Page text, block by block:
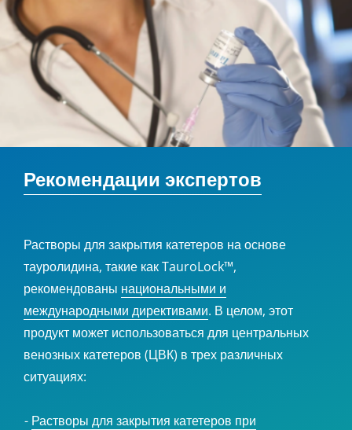
Рекомендации экспертов
Растворы для закрытия катетеров на основе
тауролидина, такие как TauroLock™,
рекомендованы национальными и
международными директивами. В целом, этот
продукт может использоваться для центральных
венозных катетеров (ЦВК) в трех различных
ситуациях:
Растворы для закрытия катетеров при